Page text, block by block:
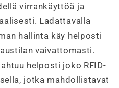
virrankäyttöä ja
Ladattavalla
hallinta käy helposti
vaivattomasti.
helposti joko RFID-
jotka mahdollistavat